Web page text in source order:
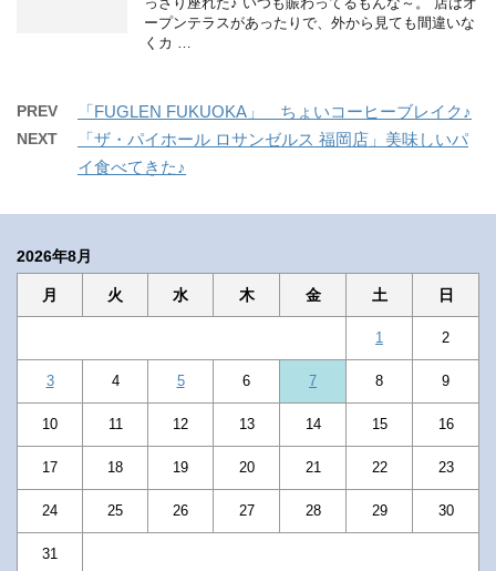
ープンテラスがあったりで、外から見ても間違いな
くカ …
PREV 「FUGLEN FUKUOKA」 ちょいコーヒーブレイク♪
NEXT
「ザ・パイホール ロサンゼルス 福岡店」美味しいパ
イ食べてきた♪
2026年8月
月 火 水 木 金 土 日
1 2
3 4 5 6 7 8 9
10 11 12 13 14 15 16
17 18 19 20 21 22 23
24 25 26 27 28 29 30
31